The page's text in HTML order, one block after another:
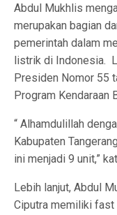
Abdul Mukhlis
merupakan bagian
pemerintah dalam
listrik di Indonesia.
Presiden Nomor 55
Program Kendaraan
“ Alhamdulillah
Kabupaten
ini menjadi 9 unit,”
Lebih lanjut, Abdul
Ciputra memiliki